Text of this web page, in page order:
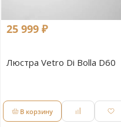
25 999 ₽
Люстра Vetro Di Bolla D60
В корзину